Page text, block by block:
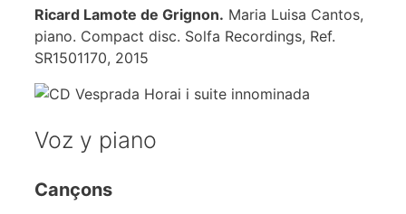
Ricard Lamote de Grignon. Maria Luisa Cantos,
piano. Compact disc. Solfa Recordings, Ref.
SR1501170, 2015
Voz y piano
Cançons